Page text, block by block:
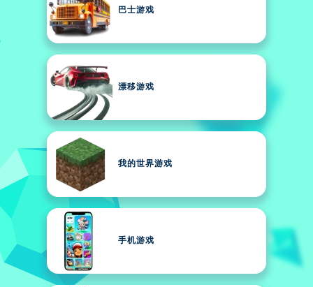
巴士游戏
漂移游戏
我的世界游戏
手机游戏